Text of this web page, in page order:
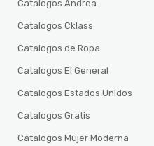
Catalogos Andrea
Catalogos Cklass
Catalogos de Ropa
Catalogos El General
Catalogos Estados Unidos
Catalogos Gratis
Catalogos Mujer Moderna